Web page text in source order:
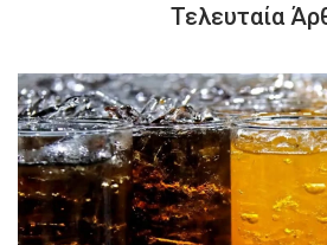
Τελευταία